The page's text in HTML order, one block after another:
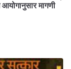
आयोगानुसार मागणी